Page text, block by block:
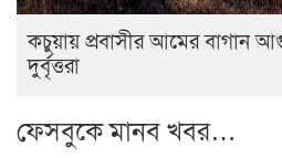
কচুয়ায় প্রবাসীর আমের বাগান
দুর্বৃত্তরা
ফেসবুকে মানব খবর…